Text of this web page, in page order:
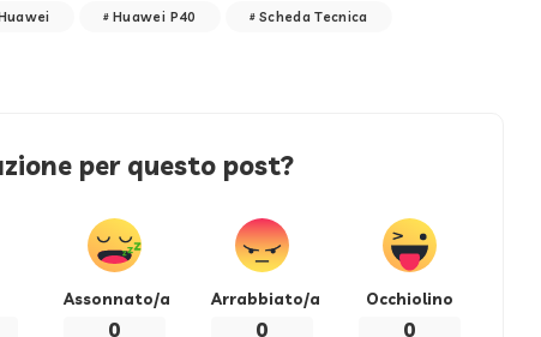
Huawei P40
Scheda Tecnica
per questo post?
Assonnato/a
0
Arrabbiato/a
0
Occhiolino
0